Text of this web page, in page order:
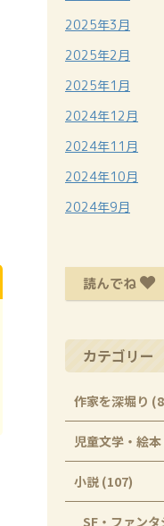
2025年3月
2025年2月
2025年1月
2024年12月
2024年11月
2024年10月
2024年9月
読んでね
カテゴリー
作家を深堀り
児童文学・絵
小説 (107)
SF・ファン